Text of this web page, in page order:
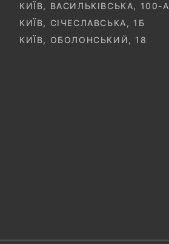
КИЇВ, ВАСИЛЬКІВСЬКА, 100-A
КИЇВ, СІЧЕСЛАВСЬКА, 1Б
КИЇВ, ОБОЛОНСЬКИЙ, 18